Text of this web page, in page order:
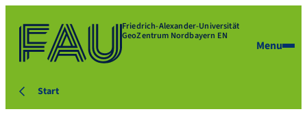
Friedrich-Alexander-Universität
GeoZentrum Nordbayern EN
Menu
Start